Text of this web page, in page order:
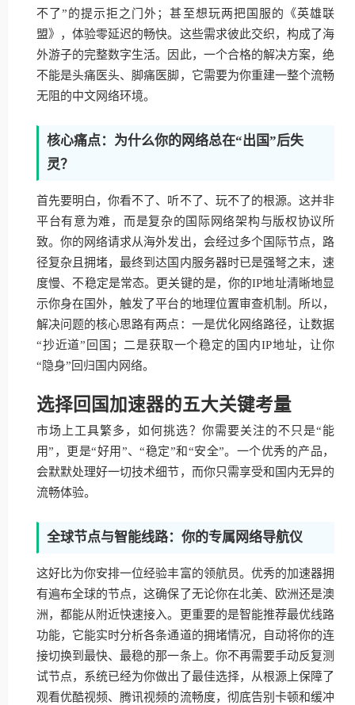
不了”的提示拒之门外；甚至想玩两把国服的《英雄联
盟》，体验零延迟的畅快。这些需求彼此交织，构成了海
外游子的完整数字生活。因此，一个合格的解决方案，绝
不能是头痛医头、脚痛医脚，它需要为你重建一整个流畅
无阻的中文网络环境。
核心痛点：为什么你的网络总在“出国”后失
灵？
首先要明白，你看不了、听不了、玩不了的根源。这并非
平台有意为难，而是复杂的国际网络架构与版权协议所
致。你的网络请求从海外发出，会经过多个国际节点，路
径复杂且拥堵，最终到达国内服务器时已是强弩之末，速
度慢、不稳定是常态。更关键的是，你的IP地址清晰地显
示你身在国外，触发了平台的地理位置审查机制。所以，
解决问题的核心思路有两点：一是优化网络路径，让数据
“抄近道”回国；二是获取一个稳定的国内IP地址，让你
“隐身”回归国内网络。
选择回国加速器的五大关键考量
市场上工具繁多，如何挑选？你需要关注的不只是“能
用”，更是“好用”、“稳定”和“安全”。一个优秀的产品，
会默默处理好一切技术细节，而你只需享受和国内无异的
流畅体验。
全球节点与智能线路：你的专属网络导航仪
这好比为你安排一位经验丰富的领航员。优秀的加速器拥
有遍布全球的节点，这确保了无论你在北美、欧洲还是澳
洲，都能从附近快速接入。更重要的是智能推荐最优线路
功能，它能实时分析各条通道的拥堵情况，自动将你的连
接切换到最快、最稳的那一条上。你不再需要手动反复测
试节点，系统已经为你做出了最佳选择，从根源上保障了
观看优酷视频、腾讯视频的流畅度，彻底告别卡顿和缓冲